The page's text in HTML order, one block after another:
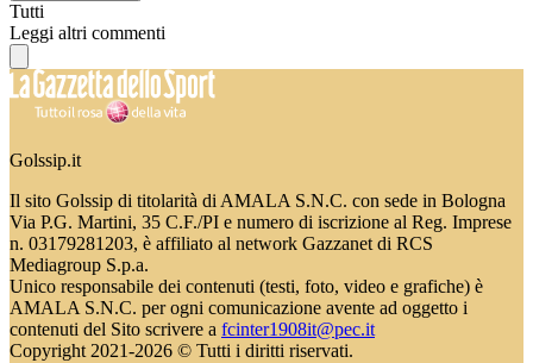
Tutti
Leggi altri commenti
Golssip.it
Il sito Golssip di titolarità di AMALA S.N.C. con sede in Bologna
Via P.G. Martini, 35 C.F./PI e numero di iscrizione al Reg. Imprese
n. 03179281203, è affiliato al network Gazzanet di RCS
Mediagroup S.p.a.
Unico responsabile dei contenuti (testi, foto, video e grafiche) è
AMALA S.N.C. per ogni comunicazione avente ad oggetto i
contenuti del Sito scrivere a fcinter1908it@pec.it
Copyright 2021-2026 © Tutti i diritti riservati.